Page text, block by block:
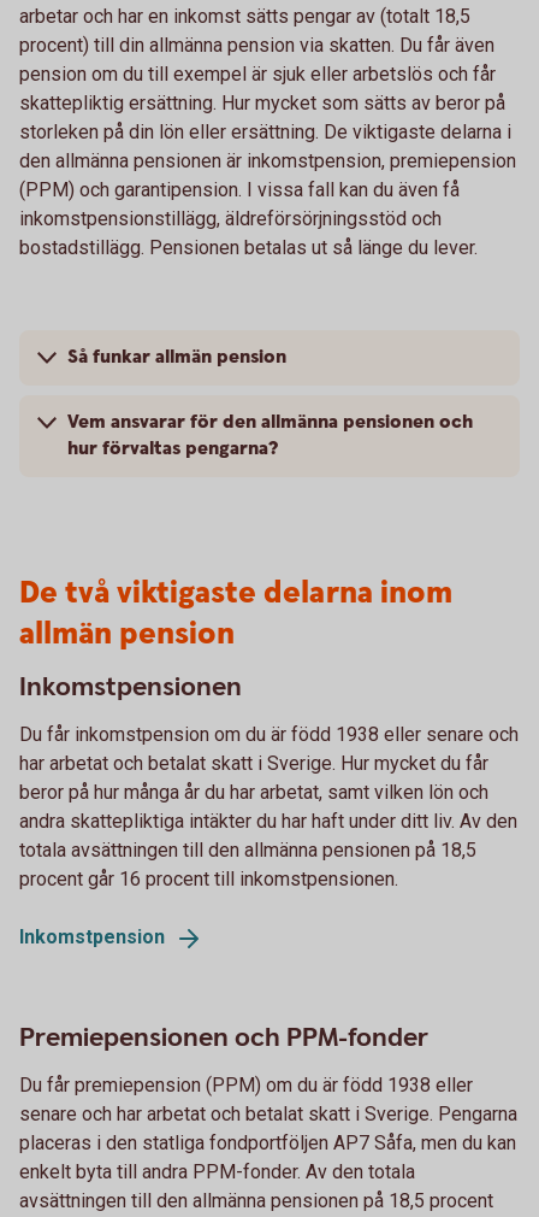
arbetar och har en inkomst sätts pengar av (totalt 18,5
procent) till din allmänna pension via skatten. Du får även
pension om du till exempel är sjuk eller arbetslös och får
skattepliktig ersättning. Hur mycket som sätts av beror på
storleken på din lön eller ersättning. De viktigaste delarna i
den allmänna pensionen är inkomstpension, premiepension
(PPM) och garantipension. I vissa fall kan du även få
inkomstpensionstillägg, äldreförsörjningsstöd och
bostadstillägg. Pensionen betalas ut så länge du lever.
Så funkar allmän pension
Vem ansvarar för den allmänna pensionen och
hur förvaltas pengarna?
De två viktigaste delarna inom
allmän pension
Inkomstpensionen
Du får inkomstpension om du är född 1938 eller senare och
har arbetat och betalat skatt i Sverige. Hur mycket du får
beror på hur många år du har arbetat, samt vilken lön och
andra skattepliktiga intäkter du har haft under ditt liv. Av den
totala avsättningen till den allmänna pensionen på 18,5
procent går 16 procent till inkomstpensionen.
Inkomstpension
Premiepensionen och PPM-fonder
Du får premiepension (PPM) om du är född 1938 eller
senare och har arbetat och betalat skatt i Sverige. Pengarna
placeras i den statliga fondportföljen AP7 Såfa, men du kan
enkelt byta till andra PPM-fonder. Av den totala
avsättningen till den allmänna pensionen på 18,5 procent